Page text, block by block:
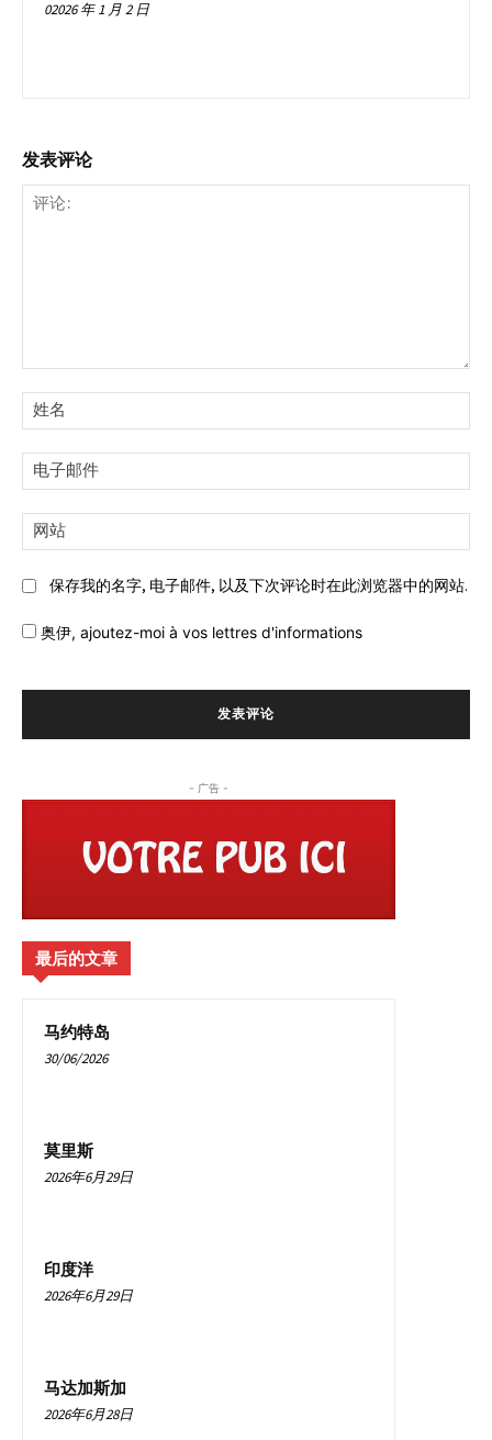
02026 年 1 月 2 日
发表评论
论:
名
子
邮
站:
保存我的名字, 电子邮件, 以及下次评论时在此浏览器中的网站.
奥伊, ajoutez-moi à vos lettres d'informations
- 广告 -
最后的文章
马约特岛
30/06/2026
莫里斯
2026年6月29日
印度洋
2026年6月29日
马达加斯加
2026年6月28日